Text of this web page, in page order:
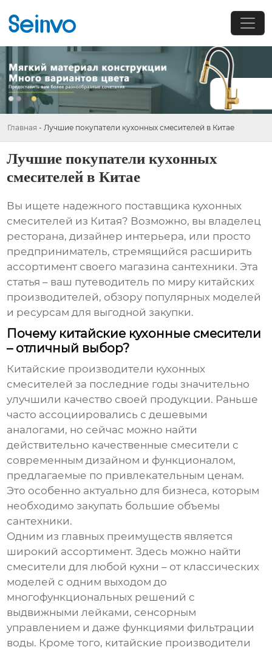
Главная - Лучшие покупатели кухонных смесителей в Китае
Лучшие покупатели кухонных
смесителей в Китае
Вы ищете надежного поставщика кухонных
смесителей из Китая? Возможно, вы владелец
ресторана, дизайнер интерьера, или просто
предприниматель, стремящийся расширить
ассортимент своего магазина сантехники. Эта
статья – ваш путеводитель по миру китайских
производителей, обзору популярных моделей
и ресурсам для выгодной закупки.
Почему китайские кухонные смесители
– отличный выбор?
Китайские производители кухонных
смесителей за последние годы значительно
улучшили качество своей продукции. Раньше
часто ассоциировались с дешевыми
аналогами, но сейчас можно найти
действительно качественные смесители с
современным дизайном и функционалом,
предлагаемые по привлекательным ценам.
Это особенно актуально для бизнеса, которым
необходимо закупать большие объемы
сантехники.
Одним из главных преимуществ является
широкий ассортимент. Здесь можно найти
смесители для любой кухни – от классических
моделей с одним выходом до
многофункциональных решений с
выдвижными лейками, сенсорным
управлением и даже функциями фильтрации
воды. Кроме того, китайские производители